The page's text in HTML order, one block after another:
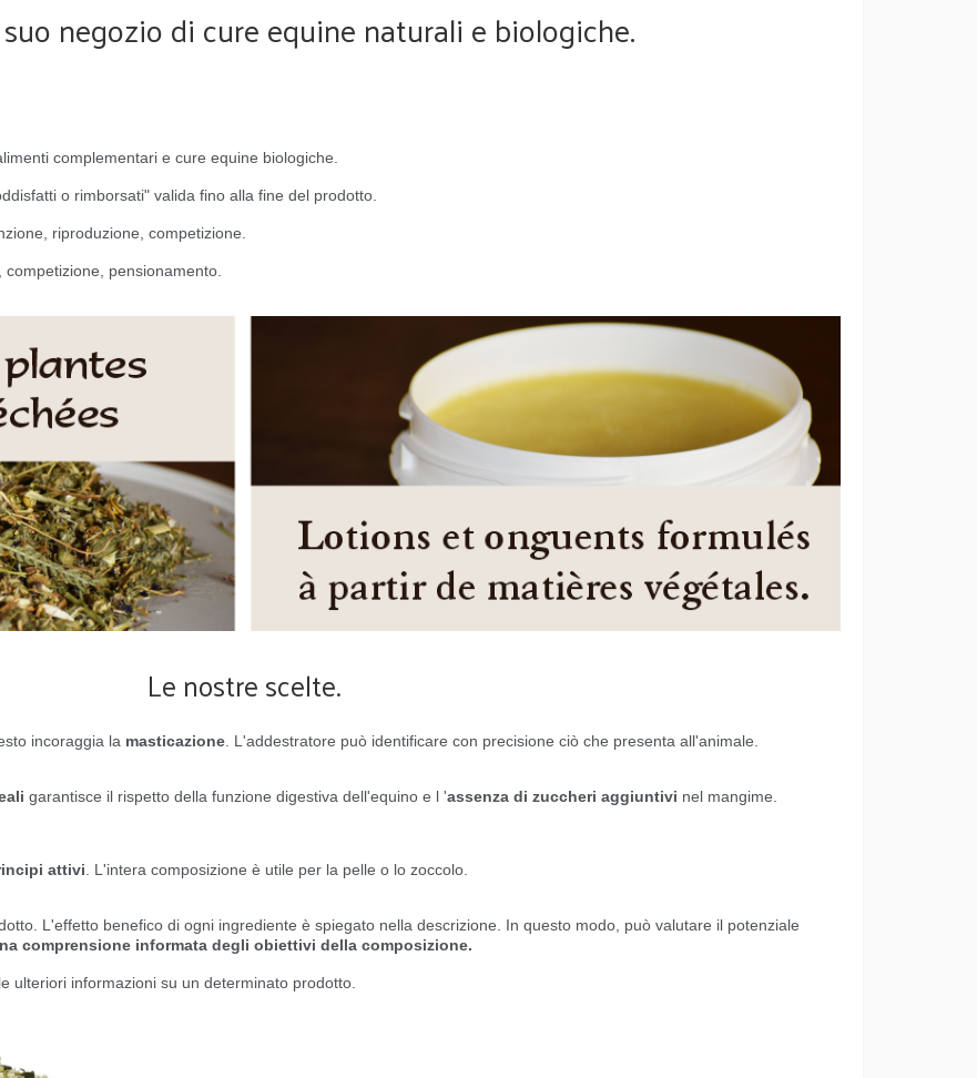
negozio di cure equine naturali e biologiche.
complementari e cure equine biologiche.
o rimborsati" valida fino alla fine del prodotto.
riproduzione, competizione.
pensionamento.
Le nostre scelte.
incoraggia la masticazione . L'addestratore può identificare con precisione ciò che presenta all'animale.
garantisce il rispetto della funzione digestiva dell'equino e l 'assenza di zuccheri aggiuntivi nel mangime.
attivi . L'intera composizione è utile per la pelle o lo zoccolo.
L'effetto benefico di ogni ingrediente è spiegato nella descrizione. In questo modo, può valutare il potenziale
comprensione informata degli obiettivi della composizione.
ulteriori informazioni su un determinato prodotto.